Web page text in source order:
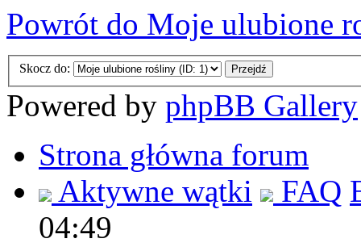
Powrót do Moje ulubione
Skocz do:
Powered by phpBB Gallery
Strona główna forum
Aktywne wątki
FAQ
04:49